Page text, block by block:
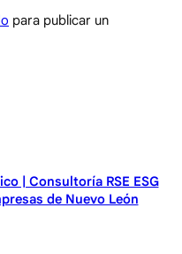
para publicar un
| Consultoría RSE ESG
de Nuevo León